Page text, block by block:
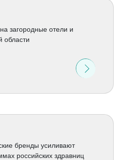
загородные отели и
области
бренды усиливают
российских здравниц